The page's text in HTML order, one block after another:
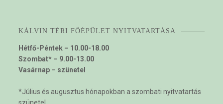
KÁLVIN TÉRI FŐÉPÜLET NYITVATARTÁSA
Hétfő-Péntek – 10.00-18.00
Szombat* – 9.00-13.00
Vasárnap – szünetel
*Július és augusztus hónapokban a szombati nyitvatartás